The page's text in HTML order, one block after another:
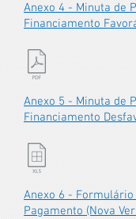
Anexo 4 - Minuta de
Financiamento
Anexo 5 - Minuta de
Financiamento
Anexo 6 - Formulário
Pagamento (Nova